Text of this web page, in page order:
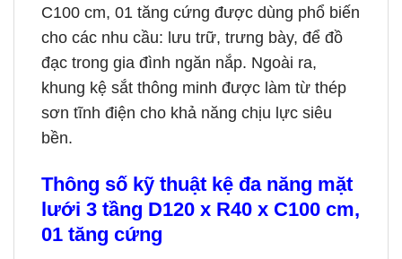
C100 cm, 01 tăng cứng được dùng phổ biến
cho các nhu cầu: lưu trữ, trưng bày, để đồ
đạc trong gia đình ngăn nắp. Ngoài ra,
khung kệ sắt thông minh được làm từ thép
sơn tĩnh điện cho khả năng chịu lực siêu
bền.
Thông số kỹ thuật kệ đa năng mặt
lưới 3 tầng D120 x R40 x C100 cm,
01 tăng cứng